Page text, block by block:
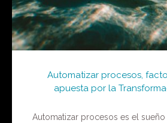
Automatizar procesos,
apuesta por la
Automatizar procesos es el